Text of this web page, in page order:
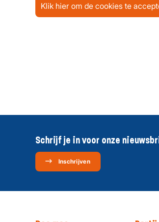
Klik hier om de cookies te
Schrijf je in voor onze
Inschrijven